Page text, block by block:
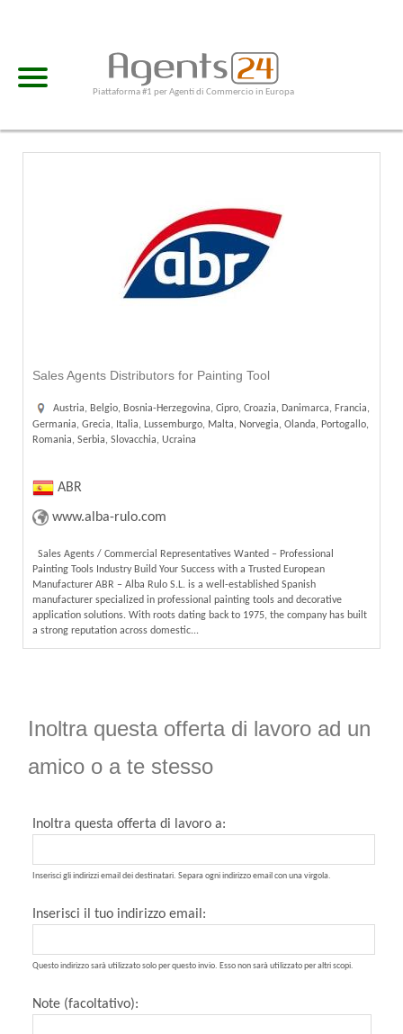
Piattaforma #1 per Agenti di Commercio in Europa
Sales Agents Distributors for Painting Tool
Austria, Belgio, Bosnia-Herzegovina, Cipro, Croazia, Danimarca, Francia,
Germania, Grecia, Italia, Lussemburgo, Malta, Norvegia, Olanda, Portogallo,
Romania, Serbia, Slovacchia, Ucraina
ABR
www.alba-rulo.com
Sales Agents / Commercial Representatives Wanted – Professional
Painting Tools Industry Build Your Success with a Trusted European
Manufacturer ABR – Alba Rulo S.L. is a well-established Spanish
manufacturer specialized in professional painting tools and decorative
application solutions. With roots dating back to 1975, the company has built
a strong reputation across domestic...
Inoltra questa offerta di lavoro ad un
amico o a te stesso
Inoltra questa offerta di lavoro a:
Inserisci gli indirizzi email dei destinatari. Separa ogni indirizzo email con una virgola.
Inserisci il tuo indirizzo email:
Questo indirizzo sarà utilizzato solo per questo invio. Esso non sarà utilizzato per altri scopi.
Note (facoltativo):